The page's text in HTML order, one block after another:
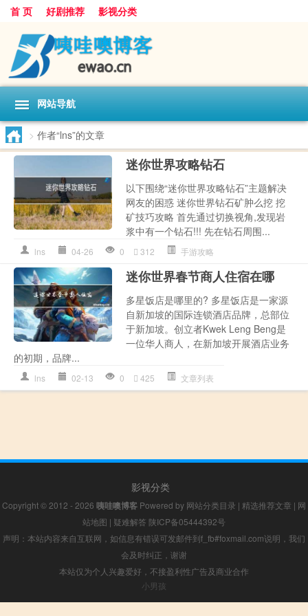
首 页 好剧推荐 影视分类
网站导航
> 作者“lns”的文章
迷你世界攻略钻石
以下围绕“迷你世界攻略钻石”主题解决
网友的困惑 迷你世界钻石矿肿么挖 挖
矿技巧攻略 首先通过切换视角,发现岩
浆中有一个钻石!!! 先在钻石周围...
lns 04-26 0 312 手游攻略
迷你世界春节商人住宿在哪
多星饭店是哪里的? 多星饭店是一家源
自新加坡的国际连锁酒店品牌，总部位
于新加坡。创立者Kwek Leng Beng是
一位华人商人，在新加坡开展酒店业务
的初期，品牌...
lns 02-13 0 425 文章列表
影视分类
Copyright © 2012 - 2026 咦哇噢博客 Powered by 网站分类目录 | 精选推荐文章 | 网
站地图 | 疑难解答 陕ICP备05444392号
声明：本站内容来自互联网，如信息有错误可发邮件到f_fb#foxmail.com说明，我们
会及时纠正，谢谢
本站仅为个人兴趣爱好，不接盈利性广告及商业合作
小男孩